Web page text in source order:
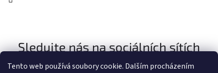
Tento web používá soubory cookie. Dalším procházením
Sledujte nás na sociálních sítích